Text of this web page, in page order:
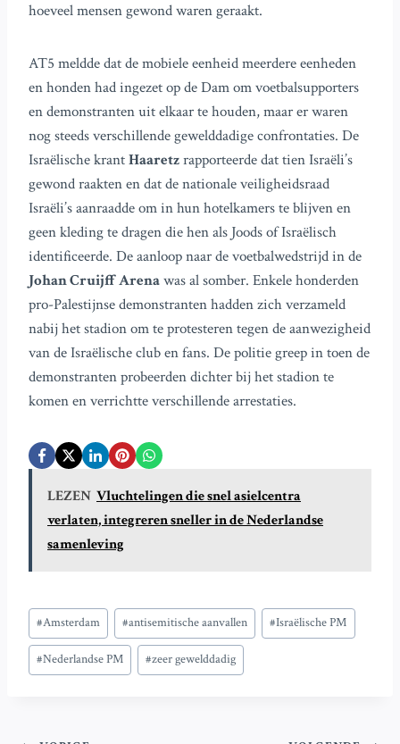
hoeveel mensen gewond waren geraakt.
AT5 meldde dat de mobiele eenheid meerdere eenheden
en honden had ingezet op de Dam om voetbalsupporters
en demonstranten uit elkaar te houden, maar er waren
nog steeds verschillende gewelddadige confrontaties. De
Israëlische krantHaaretzrapporteerde dat tien Israëli’s
gewond raakten en dat de nationale veiligheidsraad
Israëli’s aanraadde om in hun hotelkamers te blijven en
geen kleding te dragen die hen als Joods of Israëlisch
identificeerde. De aanloop naar de voetbalwedstrijd in de
Johan Cruijff Arenawas al somber. Enkele honderden
pro-Palestijnse demonstranten hadden zich verzameld
nabij het stadion om te protesteren tegen de aanwezigheid
van de Israëlische club en fans. De politie greep in toen de
demonstranten probeerden dichter bij het stadion te
komen en verrichtte verschillende arrestaties.
LEZEN Vluchtelingen die snel asielcentra
verlaten, integreren sneller in de Nederlandse
samenleving
Bericht
tags:
#Amsterdam #antisemitische aanvallen #Israëlische PM
#Nederlandse PM #zeer gewelddadig